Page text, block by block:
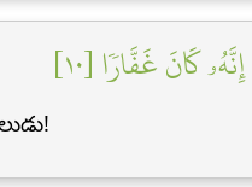
كَانَ غَفَّارٗا [١٠]